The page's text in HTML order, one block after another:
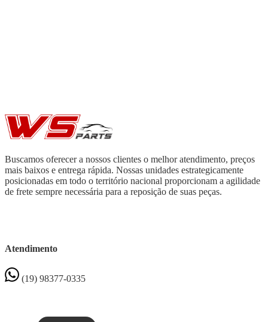
Buscamos oferecer a nossos clientes o melhor atendimento, preços
mais baixos e entrega rápida. Nossas unidades estrategicamente
posicionadas em todo o território nacional proporcionam a agilidade
de frete sempre necessária para a reposição de suas peças.
Atendimento
(19) 98377-0335